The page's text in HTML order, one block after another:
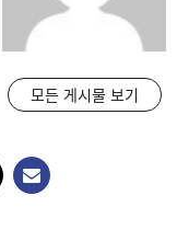
모든 게시물 보기